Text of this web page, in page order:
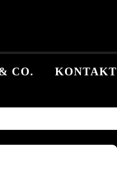
CO. KONTAKT